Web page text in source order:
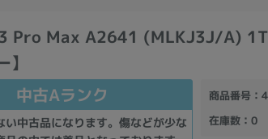
Pro Max A2641 (MLKJ3J/A)
中古Aランク
い中古品になります。傷などが少な
商品番号：
在庫数：0